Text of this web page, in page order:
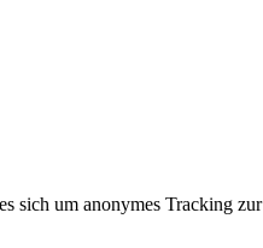
um anonymes Tracking